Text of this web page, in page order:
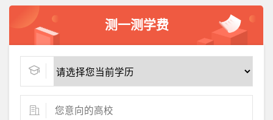
测一测学费